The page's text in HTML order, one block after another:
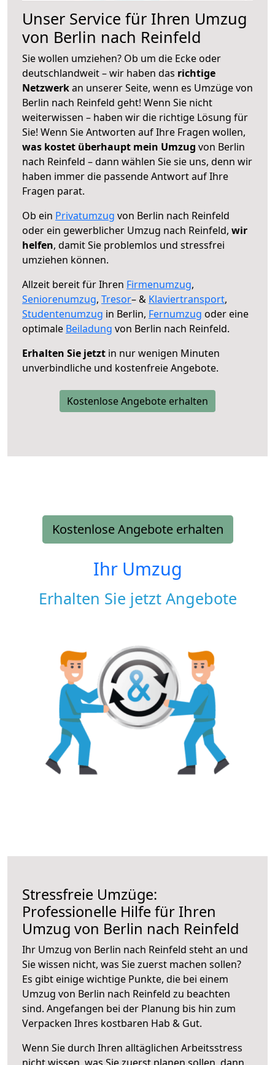
Unser Service für Ihren Umzug
von Berlin nach Reinfeld
Sie wollen umziehen? Ob um die Ecke oder
deutschlandweit – wir haben das richtige
Netzwerkan unserer Seite, wenn es Umzüge von
Berlin nach Reinfeld geht! Wenn Sie nicht
weiterwissen – haben wir die richtige Lösung für
Sie! Wenn Sie Antworten auf Ihre Fragen wollen,
was kostet überhaupt mein Umzug von Berlin
nach Reinfeld – dann wählen Sie sie uns, denn wir
haben immer die passende Antwort auf Ihre
Fragen parat.
Ob ein Privatumzug von Berlin nach Reinfeld
oder ein gewerblicher Umzug nach Reinfeld, wir
helfen, damit Sie problemlos und stressfrei
umziehen können.
Allzeit bereit für Ihren Firmenumzug,
Seniorenumzug, Tresor– & Klaviertransport,
Studentenumzug in Berlin, Fernumzug oder eine
optimale Beiladung von Berlin nach Reinfeld.
Erhalten Sie jetzt in nur wenigen Minuten
unverbindliche und kostenfreie Angebote.
Kostenlose Angebote erhalten
Kostenlose Angebote erhalten
Ihr Umzug
Erhalten Sie jetzt Angebote
Stressfreie Umzüge:
Professionelle Hilfe für Ihren
Umzug von Berlin nach Reinfeld
Ihr Umzug von Berlin nach Reinfeld steht an und
Sie wissen nicht, was Sie zuerst machen sollen?
Es gibt einige wichtige Punkte, die bei einem
Umzug von Berlin nach Reinfeld zu beachten
sind. Angefangen bei der Planung bis hin zum
Verpacken Ihres kostbaren Hab & Gut.
Wenn Sie durch Ihren alltäglichen Arbeitsstress